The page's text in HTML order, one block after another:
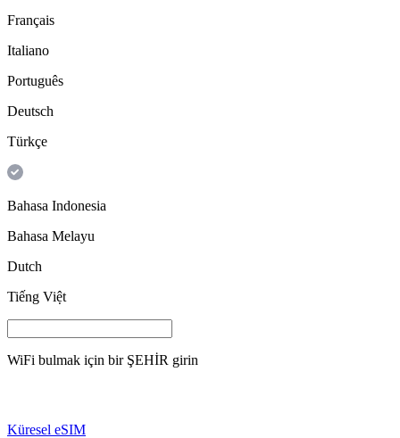
Français
Italiano
Português
Deutsch
Türkçe
Bahasa Indonesia
Bahasa Melayu
Dutch
Tiếng Việt
WiFi bulmak için bir ŞEHİR girin
Küresel eSIM